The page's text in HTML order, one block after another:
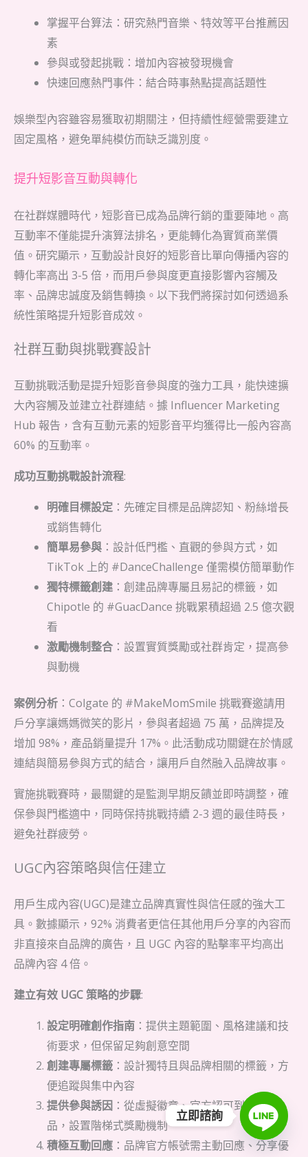
掌握平台算法：研究熱門音樂、特效等平台推薦因
素
參與或發起挑戰：增加內容被發現機會
快速回應熱門事件：結合時事熱點提高話題性
娛樂型內容雖容易獲取初期關注，但持續性經營需要建立
固定風格，避免單純模仿而缺乏識別度。
提升短影音互動與轉化
在社群媒體時代，短影音已成為品牌行銷的重要陣地。高
互動率不僅能提升演算法排名，更能轉化為實質商業價
值。研究顯示，互動設計良好的短影音比單向傳播內容的
轉化率高出 3-5 倍，而用戶參與度更直接影響內容觸及
率、品牌忠誠度及銷售轉換。以下我們將探討如何透過系
統性策略提升短影音成效。
社群互動與挑戰賽設計
互動挑戰活動是提升短影音參與度的強力工具，能快速擴
大內容觸及並建立社群連結。據 Influencer Marketing
Hub 報告，含有互動元素的短影音平均獲得比一般內容高
60% 的互動率。
成功互動挑戰設計流程:
明確目標設定 ：先確定目標是品牌認知、粉絲增長
或銷售轉化
簡單易參與 ：設計低門檻、直觀的參與方式，如
TikTok 上的 #DanceChallenge 僅需模仿簡單動作
獨特標籤創建 ：創建品牌專屬且易記的標籤，如
Chipotle 的 #GuacDance 挑戰累積超過 2.5 億次觀
看
激勵機制整合 ：設置實質獎勵或社群肯定，提高參
與動機
案例分析 ：Colgate 的 #MakeMomSmile 挑戰賽邀請用
戶分享讓媽媽微笑的影片，參與者超過 75 萬，品牌提及
增加 98%，產品銷量提升 17%。此活動成功關鍵在於情感
連結與簡易參與方式的結合，讓用戶自然融入品牌故事。
實施挑戰賽時，最關鍵的是監測早期反饋並即時調整，確
保參與門檻適中，同時保持挑戰持續 2-3 週的最佳時長，
避免社群疲勞。
UGC內容策略與信任建立
用戶生成內容(UGC)是建立品牌真實性與信任感的強大工
具。數據顯示，92% 消費者更信任其他用戶分享的內容而
非直接來自品牌的廣告，且 UGC 內容的點擊率平均高出
品牌內容 4 倍。
建立有效 UGC 策略的步驟:
設定明確創作指南 ：提供主題範圍、風格建議和技
術要求，但保留足夠創意空間
創建專屬標籤 ：設計獨特且與品牌相關的標籤，方
便追蹤與集中內容
提供參與誘因 ：從虛擬徽章、官方認可到實質獎
品，設置階梯式獎勵機制
積極互動回應 ：品牌官方帳號需主動回應、分享優
立即諮詢